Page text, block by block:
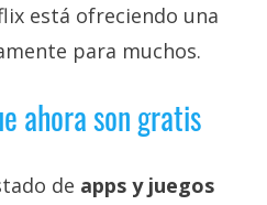
está ofreciendo una
para muchos.
ahora son gratis
de apps y juegos